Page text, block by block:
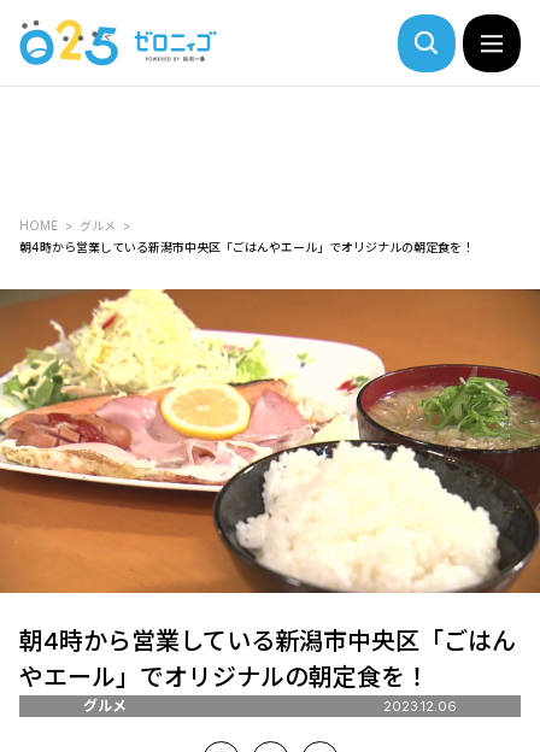
HOME
グルメ
朝4時から営業している新潟市中央区「ごはんやエール」でオリジナルの朝定食を！
朝4時から営業している新潟市中央区「ごはん
やエール」でオリジナルの朝定食を！
グルメ 2023.12.06